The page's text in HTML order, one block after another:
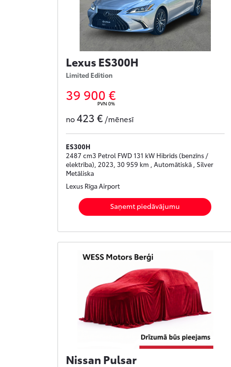
Lexus ES300H
Limited Edition
39 900 €
PVN 0%
no423 € /mēnesī
ES300H
2487 cm3 Petrol FWD 131 kW Hibrīds (benzīns /
elektrība), 2023, 30 959 km , Automātiskā , Silver
Metāliska
Lexus Rīga Airport
Saņemt piedāvājumu
Nissan Pulsar